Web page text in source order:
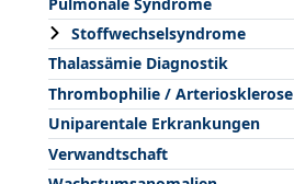
Stoffwechselsyndrome
Thalassämie Diagnostik
Thrombophilie / Arteriosklerose
Uniparentale Erkrankungen
Verwandtschaft